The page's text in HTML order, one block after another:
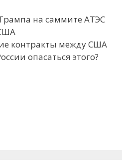
на саммите АТЭС
контракты между США
опасаться этого?